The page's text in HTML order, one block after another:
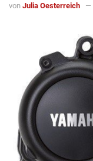
von Julia Oesterreich